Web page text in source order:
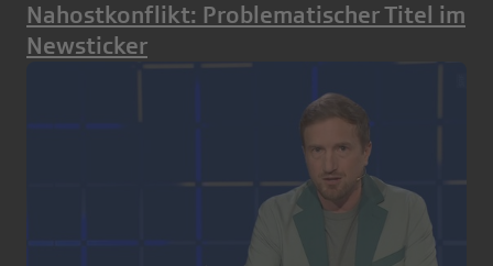
Nahostkonflikt: Problematischer Titel im
Newsticker